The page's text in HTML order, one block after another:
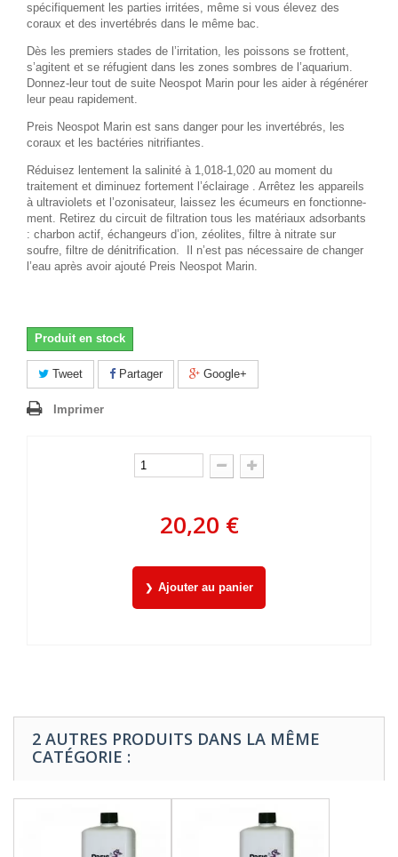
spécifiquement les parties irritées, même si vous élevez des
coraux et des invertébrés dans le même bac.
Dès les premiers stades de l’irritation, les poissons se frottent,
s’agitent et se réfu­gient dans les zones sombres de l’aqua­rium.
Donnez-leur tout de suite Neospot Marin pour les aider à régénérer
leur peau rapidement.
Preis Neospot Marin est sans danger pour les invertébrés, les
coraux et les bactéries nitrifiantes.
Réduisez lentement la salinité à 1,018-1,020 au moment du
traitement et diminuez fortement l’éclairage . Arrêtez les appareils
à ultraviolets et l’ozonisateur, laissez les écumeurs en fonc­tion­ne­
ment. Retirez du circuit de filtration tous les maté­riaux adsorbants
: charbon actif, échan­geurs d’ion, zéolites, filtre à nitrate sur
soufre, filtre de dénitrification. Il n’est pas nécessaire de changer
l’eau après avoir ajouté Preis Neospot Marin.
Produit en stock
Tweet Partager Google+
Imprimer
20,20 €
Ajouter au panier
2 AUTRES PRODUITS DANS LA MÊME
CATÉGORIE :